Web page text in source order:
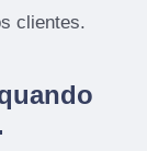
clientes.